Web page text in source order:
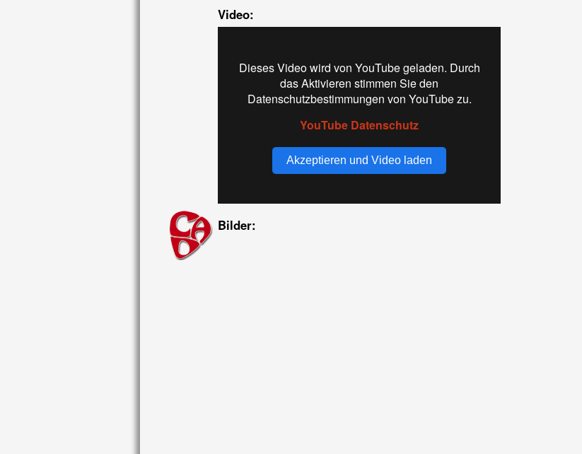
Video:
Dieses Video wird von YouTube geladen. Durch
das Aktivieren stimmen Sie den
Datenschutzbestimmungen von YouTube zu.
YouTube Datenschutz
Akzeptieren und Video laden
Bilder: